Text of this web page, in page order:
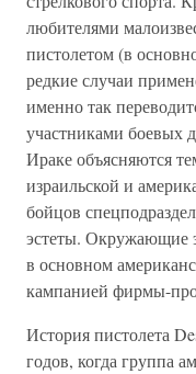
любителями
пистолетом (в
редкие случаи
именно так
участниками боевых
Ираке объясняются
израильской и
бойцов
эстеты. Окружающие
в основном
кампанией фирмы-
История пистолета
годов, когда группа